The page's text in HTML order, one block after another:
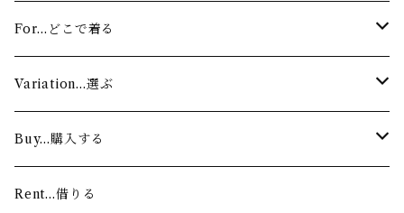
For…どこで着る
Stage…舞台
Lesson…お稽古
Variation…選ぶ
Authentic…舞踊家（着物）
Modern…ダンサー（ワンショルダー）
Buy…購入する
Custom made…注文する
Rent…借りる